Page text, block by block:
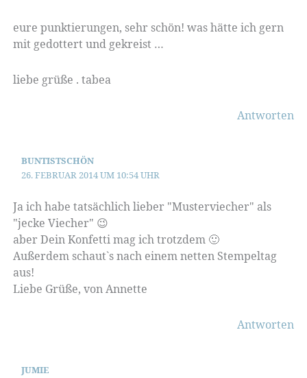
eure punktierungen, sehr schön! was hätte ich gern
mit gedottert und gekreist …
liebe grüße . tabea
Antworten
BUNTISTSCHÖN
26. FEBRUAR 2014 UM 10:54 UHR
Ja ich habe tatsächlich lieber "Musterviecher" als
"jecke Viecher" 😉
aber Dein Konfetti mag ich trotzdem 🙂
Außerdem schaut`s nach einem netten Stempeltag
aus!
Liebe Grüße, von Annette
Antworten
JUMIE